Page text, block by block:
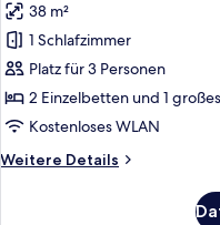
(2
adultos)
Apartamento
de
1
dormitorio
Vista
Piscina
(2
38 m²
1 Schlafzimmer
Platz für 3 Personen
2 Einzelbetten und 1
Kostenloses WLAN
Weitere Details
Weitere